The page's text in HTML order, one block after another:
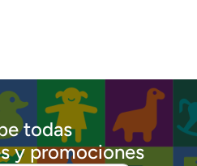
todas
y promociones